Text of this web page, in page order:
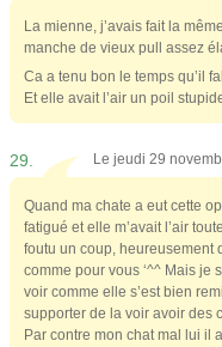
La mienne, j’avais fait la
manche de vieux pull assez
Ca a tenu bon le temps qu’il
Et elle avait l’air un poil
29. Le jeudi 29
Quand ma chate a eut cette
fatigué et elle m’avait l’air
foutu un coup, heureusement
comme pour vous ‘^^ Mais je
voir comme elle s’est bien
supporter de la voir avoir des
Par contre mon chat mal lui il